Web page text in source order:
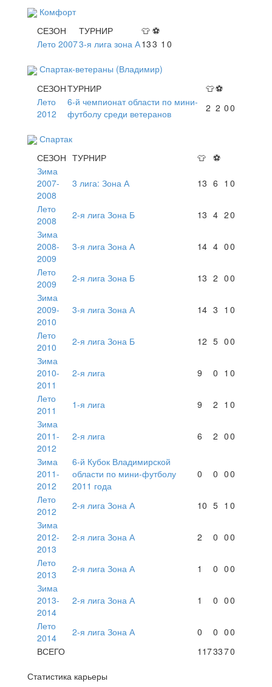
Комфорт
СЕЗОН
ТУРНИР 👕 ⚽
Лето 20073-я лига зона А133 1 0
Спартак-ветераны (Владимир)
СЕЗОНТУРНИР 👕⚽
Лето
2012
6-й чемпионат области по мини-
футболу среди ветеранов
2 2 00
Спартак
СЕЗОН ТУРНИР 👕 ⚽
Зима
2007-
2008
3 лига: Зона А 13 6 1 0
Лето
2008
2-я лига Зона Б 13 4 20
Зима
2008-
2009
3-я лига Зона А 14 4 00
Лето
2009
2-я лига Зона Б 13 2 00
Зима
2009-
2010
3-я лига Зона А 14 3 1 0
Лето
2010
2-я лига Зона Б 12 5 00
Зима
2010-
2011
2-я лига 9 0 1 0
Лето
2011
1-я лига 9 2 1 0
Зима
2011-
2012
2-я лига 6 2 00
Зима
2011-
2012
6-й Кубок Владимирской
области по мини-футболу
2011 года
0 0 00
Лето
2012
2-я лига Зона А 10 5 1 0
Зима
2012-
2013
2-я лига Зона А 2 0 00
Лето
2013
2-я лига Зона А 1 0 00
Зима
2013-
2014
2-я лига Зона А 1 0 00
Лето
2014
2-я лига Зона А 0 0 00
ВСЕГО
1173370
Статистика карьеры